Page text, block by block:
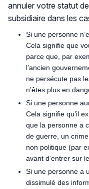
annuler votre statut
subsidiaire dans les
Si une personne
Cela signifie que
parce que, par
l’ancien
ne persécute pas
n’êtes plus en
Si une personne
Cela signifie qu’il
que la personne a
de guerre, un
non politique (par
avant d’entrer sur
Si une personne a
dissimulé des